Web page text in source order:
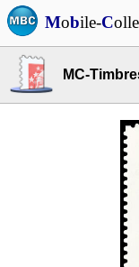
Mobile-C
MC-